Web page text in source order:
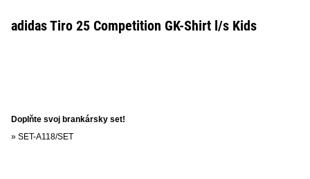
adidas Tiro 25 Competition GK-Shirt l/s Kids
Doplňte svoj brankársky set!
» SET-A118/SET